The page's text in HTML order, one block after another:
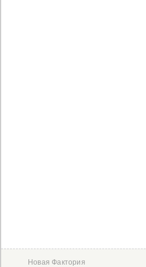
Новая Фактория